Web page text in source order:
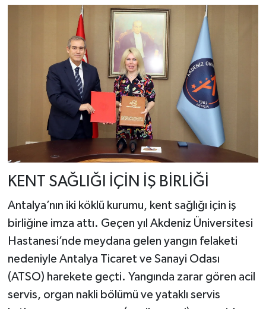
KENT SAĞLIĞI İÇİN İŞ BİRLİĞİ
Antalya’nın iki köklü kurumu, kent sağlığı için iş
birliğine imza attı. Geçen yıl Akdeniz Üniversitesi
Hastanesi’nde meydana gelen yangın felaketi
nedeniyle Antalya Ticaret ve Sanayi Odası
(ATSO) harekete geçti. Yangında zarar gören acil
servis, organ nakli bölümü ve yataklı servis